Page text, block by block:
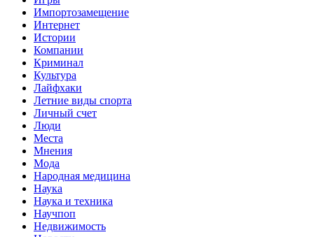
Импортозамещение
Интернет
Истории
Компании
Криминал
Культура
Лайфхаки
Летние виды спорта
Личный счет
Люди
Места
Мнения
Мода
Народная медицина
Наука
Наука и техника
Научпоп
Недвижимость